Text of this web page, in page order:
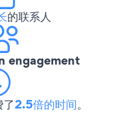
的联系人
engagement
2.5倍的时间。